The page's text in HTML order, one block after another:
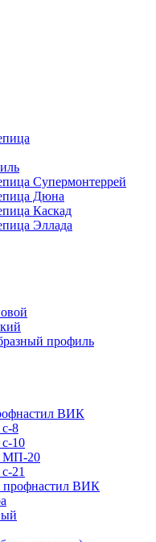
Супермонтеррей
Дюна
Каскад
Эллада
профиль
ВИК
8
10
МП-20
21
профнастил ВИК